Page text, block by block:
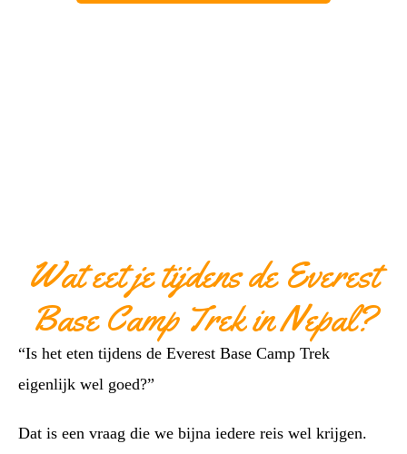
Wat eet je tijdens de Everest
Base Camp Trek in Nepal?
“Is het eten tijdens de Everest Base Camp Trek
eigenlijk wel goed?”
Dat is een vraag die we bijna iedere reis wel krijgen.